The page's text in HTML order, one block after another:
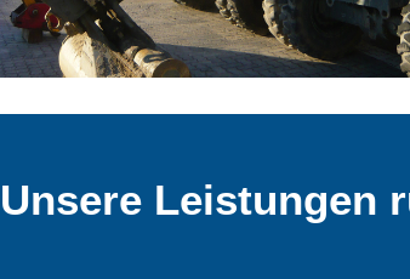
Unsere Leistungen